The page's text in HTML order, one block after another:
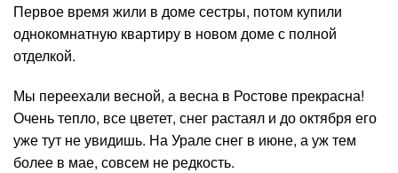
Первое время жили в доме сестры, потом купили
однокомнатную квартиру в новом доме с полной
отделкой.
Мы переехали весной, а весна в Ростове прекрасна!
Очень тепло, все цветет, снег растаял и до октября его
уже тут не увидишь. На Урале снег в июне, а уж тем
более в мае, совсем не редкость.